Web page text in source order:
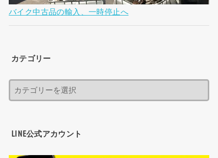
バイク中古品の輸入、一時停止へ
カテゴリー
LINE公式アカウント